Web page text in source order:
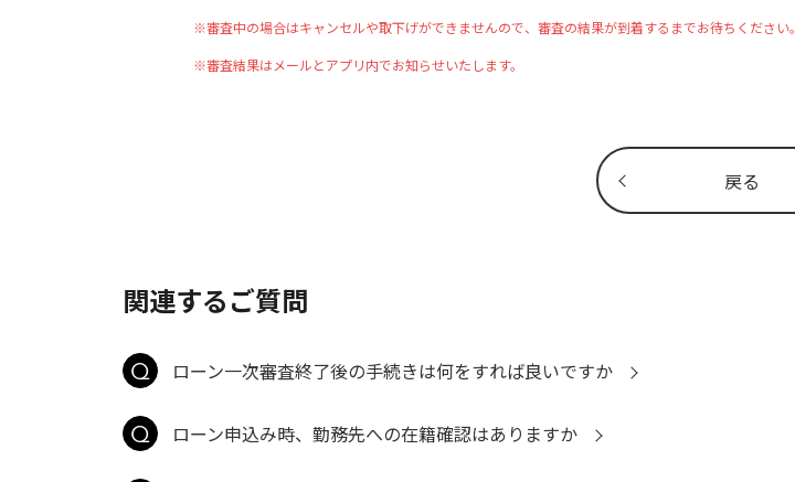
戻る
※審査中の場合はキャンセルや取下げができませんので、審査の結果が到着するまでお待ちください。
※審査結果はメールとアプリ内でお知らせいたします。
関連するご質問
ローン一次審査終了後の手続きは何をすれば良いですか
ローン申込み時、勤務先への在籍確認はありますか